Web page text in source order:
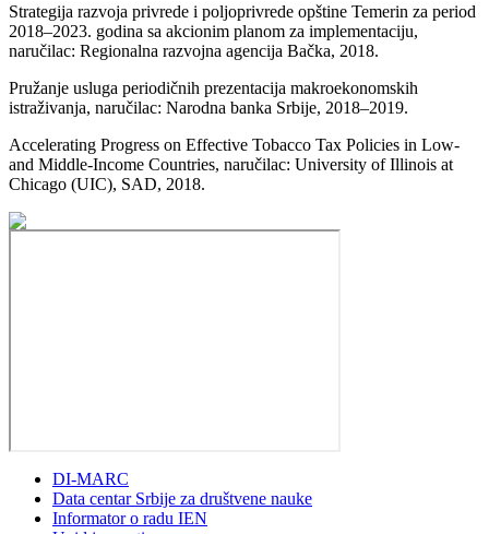
Strategija razvoja privrede i poljoprivrede opštine Temerin za period
2018–2023. godina sa akcionim planom za implementaciju,
naručilac: Regionalna razvojna agencija Bačka, 2018.
Pružanje usluga periodičnih prezentacija makroekonomskih
istraživanja, naručilac: Narodna banka Srbije, 2018–2019.
Accelerating Progress on Effective Tobacco Tax Policies in Low-
and Middle-Income Countries, naručilac: University of Illinois at
Chicago (UIC), SAD, 2018.
DI-MARC
Data centar Srbije za društvene nauke
Informator o radu IEN